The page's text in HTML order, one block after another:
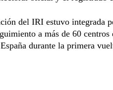
del IRI estuvo integrada
a más de 60
durante la primera